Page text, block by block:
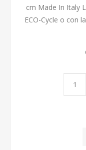
cm Made In Italy
ECO-Cycle o con